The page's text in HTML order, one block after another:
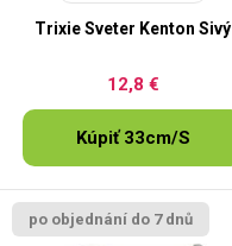
Trixie Sveter Kenton Sivý
12,8 €
Kúpiť 33cm/S
po objednání do 7 dnů